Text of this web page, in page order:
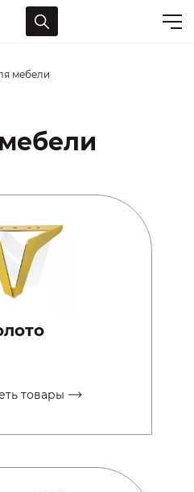
мебели
товары